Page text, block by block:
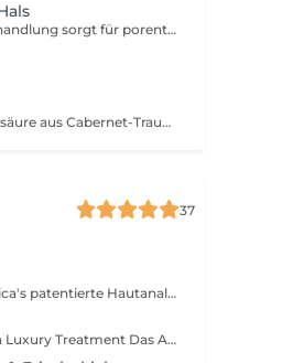
Diese innovative High-Tech Gesichtsbehandlung sorgt für porentiefe Reinigung, intensive Durchfeuchtung und sichtbare Hautverjüngung. Mithilfe modernster Wasserstoff-Technologie werden Unreinheiten, abgestorbene Hautzellen und überschüssiger Talg schonend entfernt. Gleichzeitig werden antioxidative Wirkstoffe tief in die Haut eingeschleust. Was Sie erwartet: Tiefenreinigung auf zellulärer Ebene intensive Hydration frischer Glow-Effekt sichtbar verfeinerte Poren Ideal bei müder, fahler Haut, ersten Fältchen oder Unreinheiten. Bereits nach der ersten Behandlung wirkt die Haut glatter, frischer und strahlender.
Intensives Anti-Aging-Peeling mit Weinsäure aus Cabernet-Trauben. Dieses Power-Peeling wirkt besonders glättend und regenerierend. Es unterstützt die Hauterneuerung und sorgt für ein feineres, jugendlicheres Hautbild. Was Sie erwartet: - Glättung feiner Fältchen - straffere Haut - verfeinertes Hautbild - frischer Glow Ideal für reife, anspruchsvolle oder sonnengeschädigte Haut.
37
Lernen Sie ihre Haut kennen! Dermalogica's patentierte Hautanalyse bildet die Basis für eine zielgerichtete Beratung und Behandlung. Unsere HautpflegeExpertin schauen sich dabei intensiv ihre verschiedenen Hautzonen an und berücksichtigen dabei auch ihren Lifestyle, Wir wissen, das jede Zone des Gesichtes verschiedene Bedürfnisse und Probleme haben kann, denn es gibt nicht die eine Haut. Trockener Wangenbereich, Unreinheiten am Kinn und feine Fältchen auf der Stirn? Dieses Beratungsgespräch und die ausgiebige Hautanalyse bieten dabei die Basis für einen maßgeschneiderten Pflege und Behandlungsplan für ihre Hautbedürfnisse. Preis für wird bei der nächsten Gesichtsbehandlung gutgeschrieben.
AquaFacial Deluxe Intensivpflege & Skin Luxury Treatment Das AquaFacial Deluxe erweitert die klassische AquaFacial Behandlung um zusätzliche regenerierende und entspannende Wirkphasen. Neben der intensiven Tiefenreinigung und Wirkstoffversorgung erhält die Haut eine individuell abgestimmte Spezialampulle, eine entspannende Wirkstoffmassage sowie eine regenerierende Premium-Maske in Kombination mit LED-Lichttherapie. Diese erweiterten Behandlungsschritte unterstützen die Haut zusätzlich bei Regeneration, Kollagenaktivierung und nachhaltiger Durchfeuchtung. Ideal für: anspruchsvolle oder regenerationsbedürftige Haut erste Zeichen der Hautalterung gestresste oder trockene Haut maximalen Glow & Hautkomfort Ergebnis: Ein besonders ebenmäßiges, pralles und sichtbar revitalisiertes Hautbild mit intensivem Wohlfühleffekt. Behandlungszeit ca. 75 Minuten